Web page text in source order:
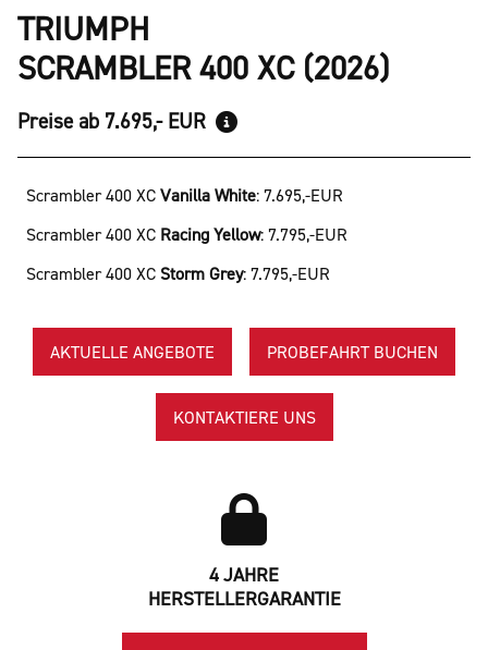
TRIUMPH
SCRAMBLER 400 XC (2026)
Preise ab 7.695,- EUR
Scrambler 400 XC Vanilla White: 7.695,-EUR
Scrambler 400 XC Racing Yellow: 7.795,-EUR
Scrambler 400 XC Storm Grey: 7.795,-EUR
PROBEFAHRT BUCHEN
AKTUELLE ANGEBOTE
KONTAKTIERE UNS
4 JAHRE
HERSTELLERGARANTIE